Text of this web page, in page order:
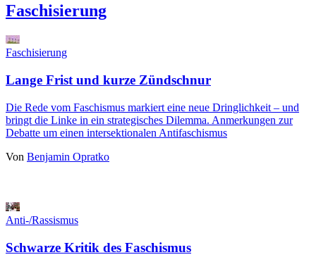
Faschisierung
Faschisierung
Lange Frist und kurze Zündschnur
Die Rede vom Faschismus markiert eine neue Dringlichkeit – und
bringt die Linke in ein strategisches Dilemma. Anmerkungen zur
Debatte um einen intersektionalen Antifaschismus
Von Benjamin Opratko
Anti-/Rassismus
Schwarze Kritik des Faschismus